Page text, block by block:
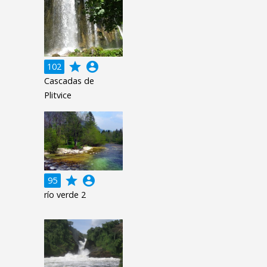
102 grade account_circle
Cascadas de
Plitvice
95 grade account_circle
río verde 2